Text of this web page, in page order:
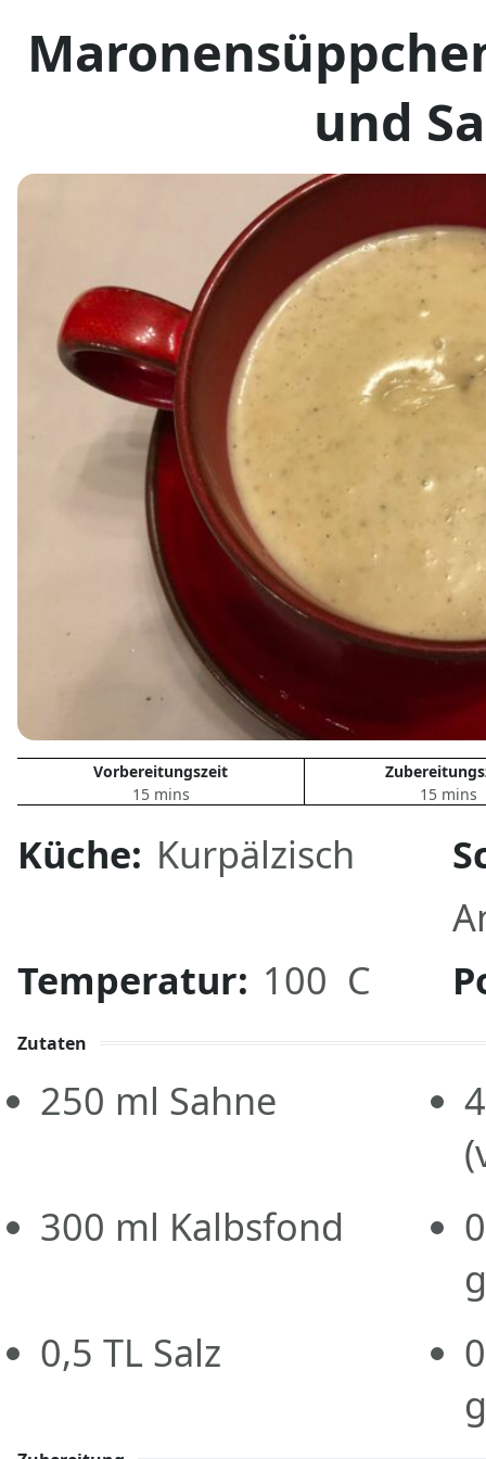
und
Vorbereitungszeit
15 mins
15 mins
Küche: Kurpälzisch
Temperatur: 100 C
Zutaten
250 ml Sahne
300 ml Kalbsfond
0,5 TL Salz